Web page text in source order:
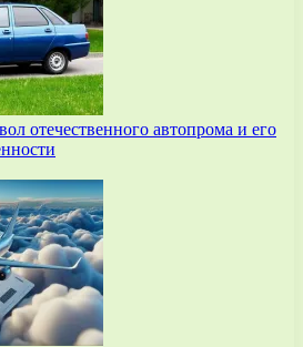
отечественного автопрома и его